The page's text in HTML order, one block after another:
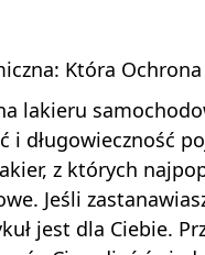
Która
lakieru
i długowieczność
z których
Jeśli
jest dla Ciebie.